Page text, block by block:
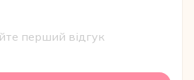
перший відгук